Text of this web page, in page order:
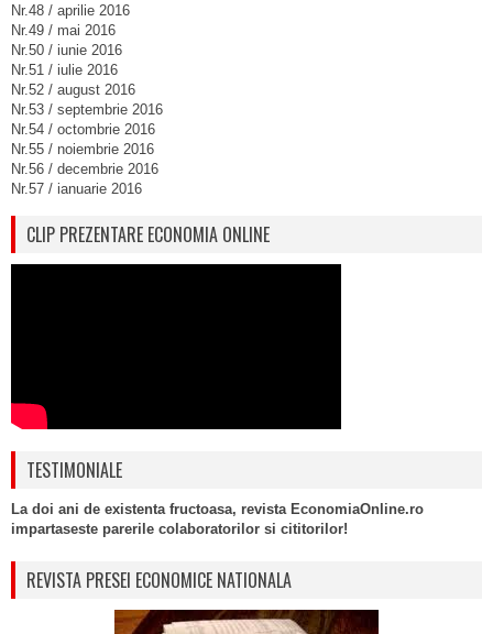
Nr.48 / aprilie 2016
Nr.49 / mai 2016
Nr.50 / iunie 2016
Nr.51 / iulie 2016
Nr.52 / august 2016
Nr.53 / septembrie 2016
Nr.54 / octombrie 2016
Nr.55 / noiembrie 2016
Nr.56 / decembrie 2016
Nr.57 / ianuarie 2016
CLIP PREZENTARE ECONOMIA ONLINE
TESTIMONIALE
La doi ani de existenta fructoasa, revista EconomiaOnline.ro
impartaseste parerile colaboratorilor si cititorilor!
REVISTA PRESEI ECONOMICE NATIONALA